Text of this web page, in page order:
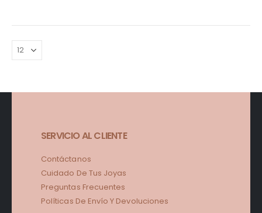
SERVICIO AL CLIENTE
Contáctanos
Cuidado De Tus Joyas
Preguntas Frecuentes
Políticas De Envío Y Devoluciones